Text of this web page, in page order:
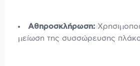
Αθηροσκλήρωση:
μείωση της συσσώρευσης